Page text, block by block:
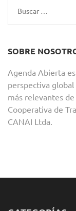
Buscar:
SOBRE
Agenda Abierta
perspectiva
más relevantes
Cooperativa de
CANAI Ltda.